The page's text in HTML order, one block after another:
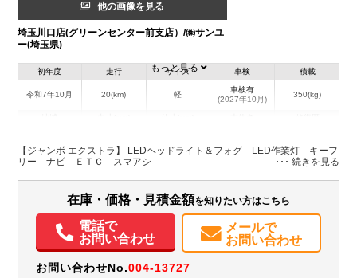
他の画像を見る
埼玉川口店(グリーンセンター前支店）/㈱サンユ
ー(埼玉県)
初年度
令和7年10月
走行
20(km)
サイズ
軽
車検
車検有
(2027年10月)
積載
350(kg)
パワステ パワーウィンドウ ABS エアバッグ
集中ドアロック
電動格納ミラー
記録簿（一部含む）
取扱説明書（一部含む）
メンテナンスノート（保証書）
もっと見る
【ジャンボ エクストラ】 LEDヘッドライト＆フォグ LED作業灯 キーフ
リー ナビ ＥＴＣ スマアシ
在庫・価格・見積金額を知りたい方はこちら
電話で
お問い合わせ
メールで
お問い合わせ
お問い合わせNo.004-13727